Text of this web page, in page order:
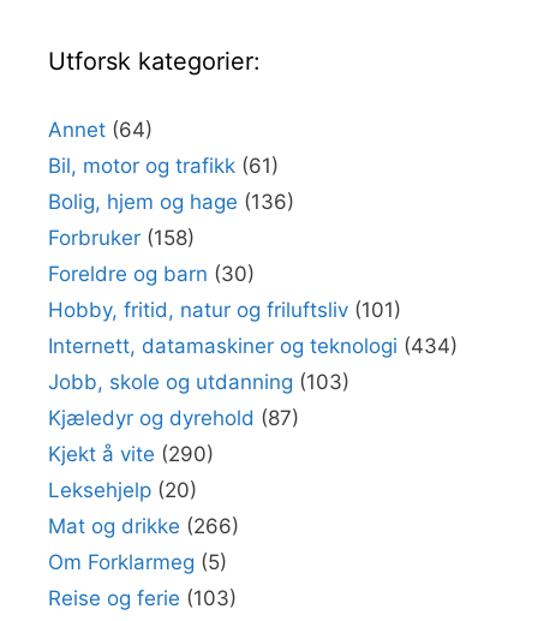
Utforsk kategorier:
Annet (64)
Bil, motor og trafikk (61)
Bolig, hjem og hage (136)
Forbruker (158)
Foreldre og barn (30)
Hobby, fritid, natur og friluftsliv (101)
Internett, datamaskiner og teknologi (434)
Jobb, skole og utdanning (103)
Kjæledyr og dyrehold (87)
Kjekt å vite (290)
Leksehjelp (20)
Mat og drikke (266)
Om Forklarmeg (5)
Reise og ferie (103)